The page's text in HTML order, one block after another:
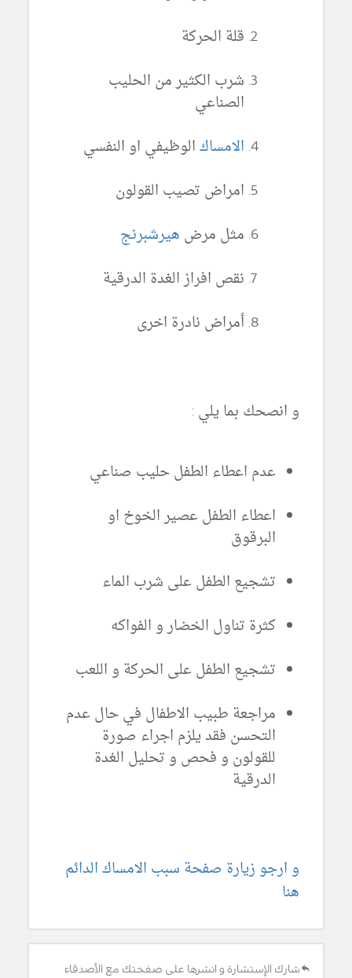
قلة الحركة
شرب الكثير من الحليب
الصناعي
الامساكالوظيفي او النفسي
امراض تصيب القولون
مثل مرض هيرشبرنج
نقص افراز الغدة الدرقية
أمراض نادرة اخرى
و انصحك بما يلي :
عدم اعطاء الطفل حليب صناعي
اعطاء الطفل عصير الخوخ او
البرقوق
تشجيع الطفل على شرب الماء
كثرة تناول الخضار و الفواكه
تشجيع الطفل على الحركة و اللعب
مراجعة طبيب الاطفال في حال عدم
التحسن فقد يلزم اجراء صورة
للقولون و فحص و تحليل الغدة
الدرقية
و ارجو زيارة صفحة سبب الامساك الدائم
هنا
شارك الإستشارة و انشرها على صفحتك مع الأصدقاء